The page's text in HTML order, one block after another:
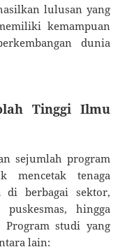
lulusan yang
kemampuan
dunia
Tinggi Ilmu
sejumlah program
mencetak tenaga
di berbagai sektor,
hingga
Program studi yang
lain: